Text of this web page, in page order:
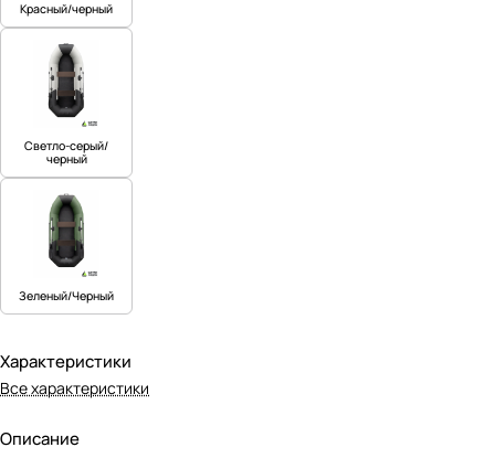
Красный/черный
Светло-серый/
черный
Зеленый/Черный
Характеристики
Все характеристики
Описание